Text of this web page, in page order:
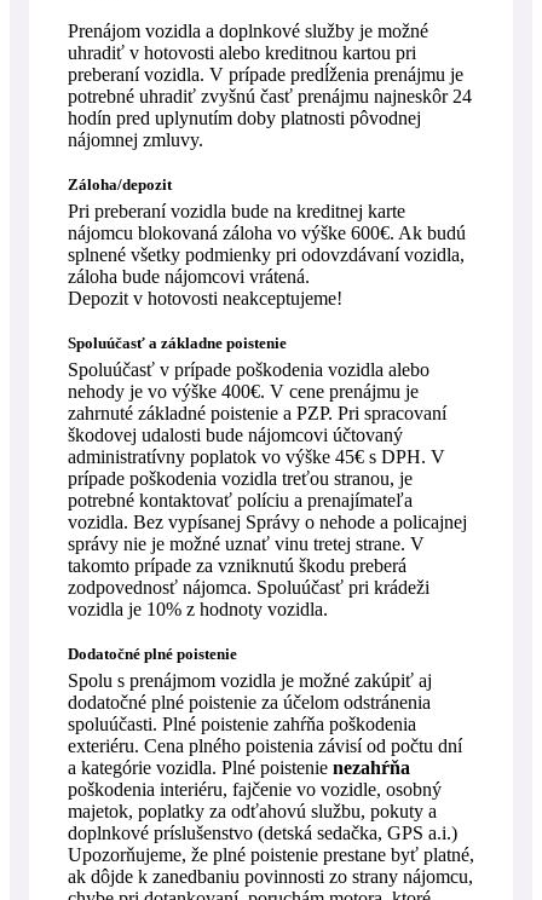
Prenájom vozidla a doplnkové služby je možné
uhradiť v hotovosti alebo kreditnou kartou pri
preberaní vozidla. V prípade predĺženia prenájmu je
potrebné uhradiť zvyšnú časť prenájmu najneskôr 24
hodín pred uplynutím doby platnosti pôvodnej
nájomnej zmluvy.
Záloha/depozit
Pri preberaní vozidla bude na kreditnej karte
nájomcu blokovaná záloha vo výške 600€. Ak budú
splnené všetky podmienky pri odovzdávaní vozidla,
záloha bude nájomcovi vrátená.
Depozit v hotovosti neakceptujeme!
Spoluúčasť a základne poistenie
Spoluúčasť v prípade poškodenia vozidla alebo
nehody je vo výške 400€. V cene prenájmu je
zahrnuté základné poistenie a PZP. Pri spracovaní
škodovej udalosti bude nájomcovi účtovaný
administratívny poplatok vo výške 45€ s DPH. V
prípade poškodenia vozidla treťou stranou, je
potrebné kontaktovať políciu a prenajímateľa
vozidla. Bez vypísanej Správy o nehode a policajnej
správy nie je možné uznať vinu tretej strane. V
takomto prípade za vzniknutú škodu preberá
zodpovednosť nájomca. Spoluúčasť pri krádeži
vozidla je 10% z hodnoty vozidla.
Dodatočné plné poistenie
Spolu s prenájmom vozidla je možné zakúpiť aj
dodatočné plné poistenie za účelom odstránenia
spoluúčasti. Plné poistenie zahŕňa poškodenia
exteriéru. Cena plného poistenia závisí od počtu dní
a kategórie vozidla. Plné poistenie nezahŕňa
poškodenia interiéru, fajčenie vo vozidle, osobný
majetok, poplatky za odťahovú službu, pokuty a
doplnkové príslušenstvo (detská sedačka, GPS a.i.)
Upozorňujeme, že plné poistenie prestane byť platné,
ak dôjde k zanedbaniu povinnosti zo strany nájomcu,